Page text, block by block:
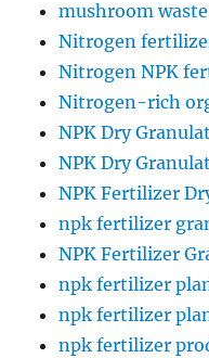
mushroom
Nitrogen
Nitrogen NPK
Nitrogen-rich
NPK Dry
NPK Dry
NPK Fertilizer
npk fertilizer
NPK Fertilizer
npk fertilizer
npk fertilizer
npk fertilizer